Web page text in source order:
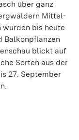
über ganz
Mittel-
wurden bis heute
Balkonpflanzen
blickt auf
Sorten aus der
27. September